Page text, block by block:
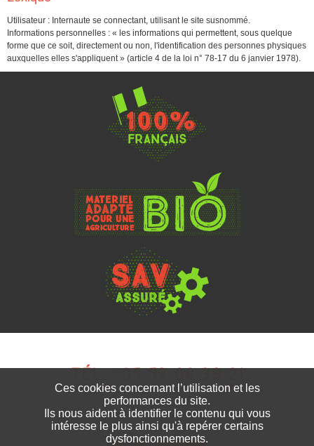
Utilisateur : Internaute se connectant, utilisant le site susnommé.
Informations personnelles : « les informations qui permettent, sous quelque
forme que ce soit, directement ou non, l'identification des personnes physiques
auxquelles elles s'appliquent » (article 4 de la loi n° 78-17 du 6 janvier 1978).
Tél. : 05 53 66 39 21
"Le Bourg" 47360 Lusignan-Petit
Rejoignez-nous sur Facebook
Ces cookies concernant l’utilisation et les
performances du site.
Ils nous aident à identifier le contenu qui vous
intéresse le plus ainsi qu'à repérer certains
dysfonctionnements.